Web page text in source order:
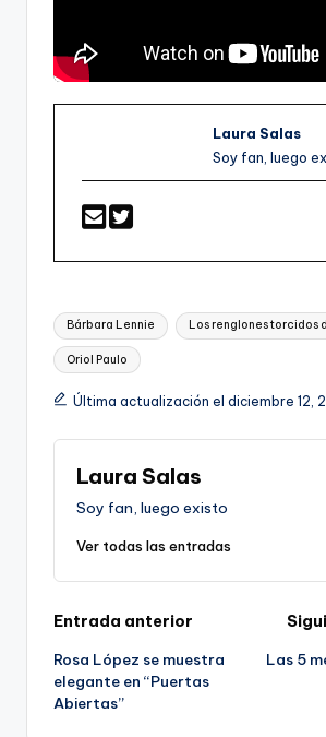
Laura Salas
Soy fan, luego
Etiquetas:
Bárbara Lennie Los renglones torcidos
Oriol Paulo
Última actualización el diciembre 12,
Laura Salas
Soy fan, luego existo
Ver todas las entradas
Navegación
de
entradas
Entrada anterior
Rosa López se muestra
elegante en “Puertas
Abiertas”
Las 5